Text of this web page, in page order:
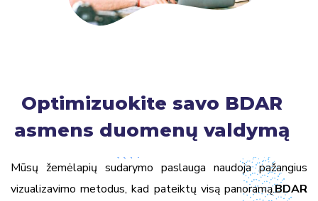
Optimizuokite savo BDAR
asmens duomenų valdymą
Mūsų žemėlapių sudarymo paslauga naudoja pažangius
vizualizavimo metodus, kad pateiktų visą panoramą.BDAR